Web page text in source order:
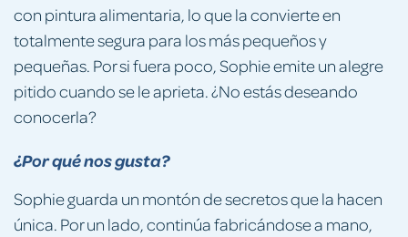
con pintura alimentaria, lo que la convierte en
totalmente segura para los más pequeños y
pequeñas. Por si fuera poco, Sophie emite un alegre
pitido cuando se le aprieta. ¿No estás deseando
conocerla?
¿Por qué nos gusta?
Sophie guarda un montón de secretos que la hacen
única. Por un lado, continúa fabricándose a mano,